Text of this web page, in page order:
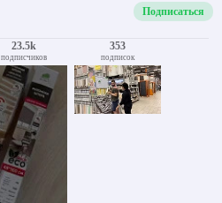
Подписаться
23.5k
подписчиков
353
подписок